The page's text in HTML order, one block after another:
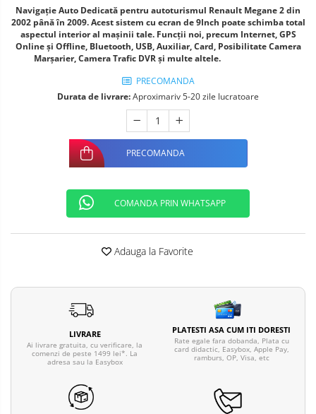
Telefoane mobile ALTE BRANDURI
Navigație Auto Dedicată pentru autoturismul Renault Megane 2 din
2002 până în 2009. Acest sistem cu ecran de 9Inch poate schimba total
aspectul interior al maşinii tale. Funcţii noi, precum Internet, GPS
Online şi Offline, Bluetooth, USB, Auxiliar, Card, Posibilitate Camera
Marşarier, Camera Trafic DVR şi multe altele.
PRECOMANDA
Durata de livrare:Aproximariv 5-20 zile lucratoare
PRECOMANDA
COMANDA PRIN WHATSAPP
Adauga la Favorite
LIVRARE
Ai livrare gratuita, cu verificare, la
comenzi de peste 1499 lei*. La
adresa sau la Easybox
PLATESTI ASA CUM ITI DORESTI
Rate egale fara dobanda, Plata cu
card didactic, Easybox, Apple Pay,
ramburs, OP, Visa, etc